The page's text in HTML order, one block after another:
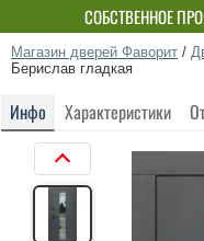
СОБСТВЕННОЕ
Магазин дверей Фаворит /
Берислав гладкая
Инфо Характеристики